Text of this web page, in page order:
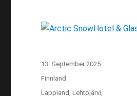
Veröffentlicht
am
13. September 2025
Kategorien
Finnland
Schlagwörter
Lappland ,Lehtojärvi